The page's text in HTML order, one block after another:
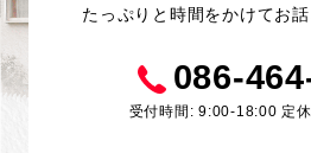
たっぷりと時間をかけてお話
086-
受付時間: 9:00-18:00 定